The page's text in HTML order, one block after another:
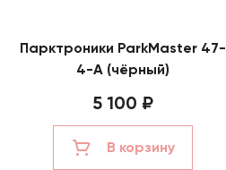
Парктроники ParkMaster 47-
4-A (чёрный)
5 100 ₽
В корзину